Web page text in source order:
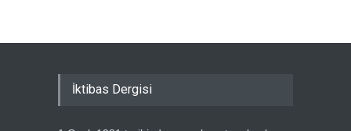
İktibas Dergisi